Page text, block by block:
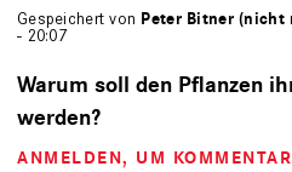
Gespeichert von Peter Bitner (nicht
- 20:07
Warum soll den Pflanzen
werden?
ANMELDEN, UM